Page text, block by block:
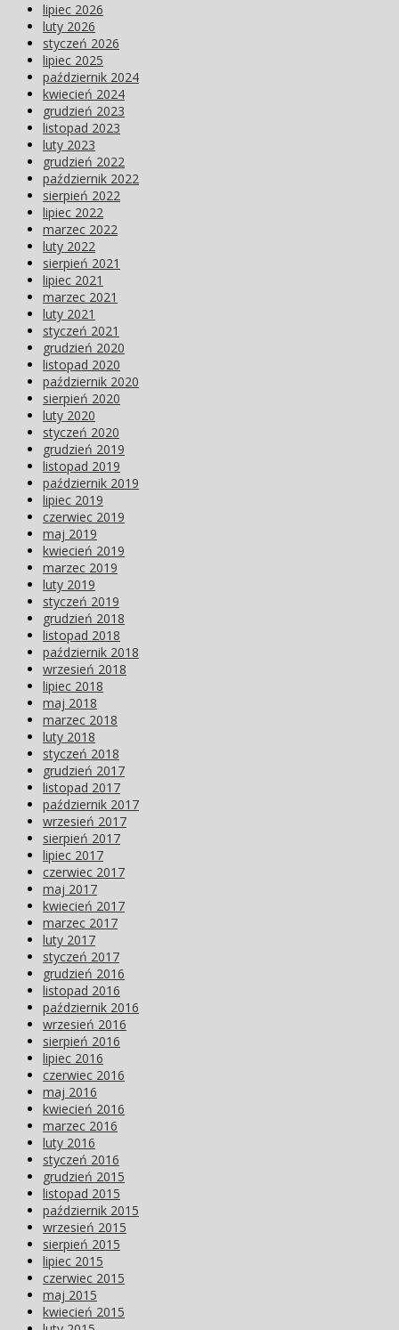
lipiec 2026
luty 2026
styczeń 2026
lipiec 2025
październik 2024
kwiecień 2024
grudzień 2023
listopad 2023
luty 2023
grudzień 2022
październik 2022
sierpień 2022
lipiec 2022
marzec 2022
luty 2022
sierpień 2021
lipiec 2021
marzec 2021
luty 2021
styczeń 2021
grudzień 2020
listopad 2020
październik 2020
sierpień 2020
luty 2020
styczeń 2020
grudzień 2019
listopad 2019
październik 2019
lipiec 2019
czerwiec 2019
maj 2019
kwiecień 2019
marzec 2019
luty 2019
styczeń 2019
grudzień 2018
listopad 2018
październik 2018
wrzesień 2018
lipiec 2018
maj 2018
marzec 2018
luty 2018
styczeń 2018
grudzień 2017
listopad 2017
październik 2017
wrzesień 2017
sierpień 2017
lipiec 2017
czerwiec 2017
maj 2017
kwiecień 2017
marzec 2017
luty 2017
styczeń 2017
grudzień 2016
listopad 2016
październik 2016
wrzesień 2016
sierpień 2016
lipiec 2016
czerwiec 2016
maj 2016
kwiecień 2016
marzec 2016
luty 2016
styczeń 2016
grudzień 2015
listopad 2015
październik 2015
wrzesień 2015
sierpień 2015
lipiec 2015
czerwiec 2015
maj 2015
kwiecień 2015